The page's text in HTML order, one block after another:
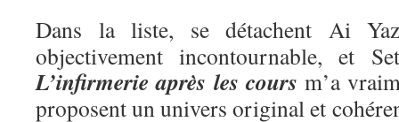
Dans la liste, se détachent Ai
objectivement incontournable, et
L’infirmerie après les cours m’a
proposent un univers original et